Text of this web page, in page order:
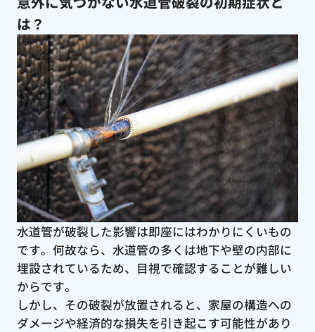
は？
水道管が破裂した影響は即座にはわかりにくいもの
です。何故なら、水道管の多くは地下や壁の内部に
埋設されているため、目視で確認することが難しい
からです。
しかし、その破裂が放置されると、家屋の構造への
ダメージや経済的な損失を引き起こす可能性があり